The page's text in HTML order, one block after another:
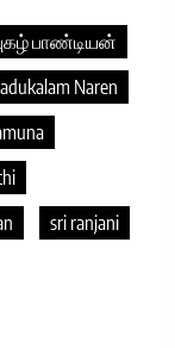
பாண்டியன்
Naren
sri ranjani